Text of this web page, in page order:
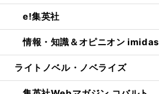
e!集英社
情報・知識＆オピニオン imidas
ライトノベル・ノベライズ